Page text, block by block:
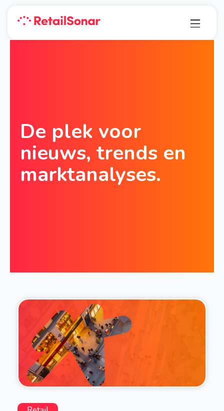
De plek voor
nieuws, trends en
marktanalyses.